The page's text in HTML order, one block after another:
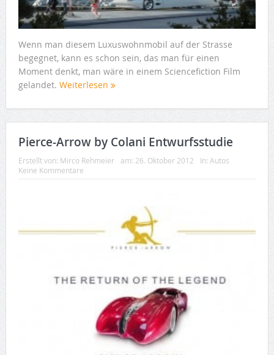
Wenn man diesem Luxuswohnmobil auf der Strasse
begegnet, kann es schon sein, das man für einen
Moment denkt, man wäre in einem Sciencefiction Film
gelandet. Weiterlesen
Pierce-Arrow by Colani Entwurfsstudie
Erstellt von: Mirco Rehmeier am: 26. Oktober 2012 In: Autos
Keine Kommentare